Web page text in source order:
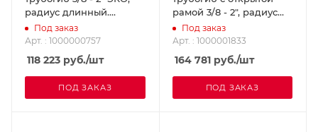
радиус длинный.
SUPER-EGO 1000000757
Под заказ
Арт. : 1000000757
118 223 руб./шт
ПОД ЗАКАЗ
рамой 3/8 - 2", радиус
короткий SUPER-EGO
1000001833
Под заказ
Арт. : 1000001833
164 781руб./шт
ПОД ЗАКАЗ